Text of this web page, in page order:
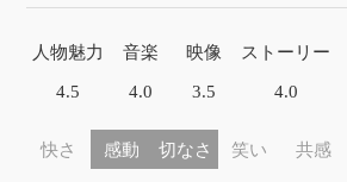
人物魅力
4.5
音楽
4.0
映像
3.5
ストーリー
4.0
快さ 感動 切なさ 笑い 共感